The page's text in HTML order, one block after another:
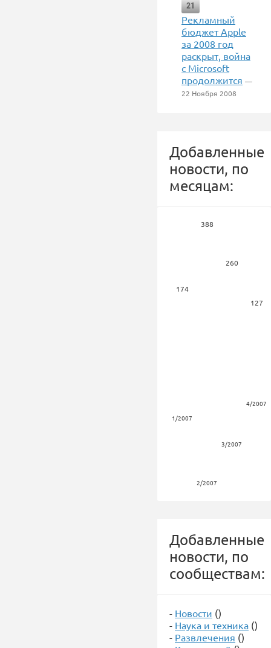
21
Рекламный
бюджет Apple
за 2008 год
раскрыт, война
с Microsoft
продолжится —
22 Ноября 2008
Добавленные
новости, по
месяцам:
174
1/2007
388
2/2007
260
3/2007
127
4/2007
Добавленные
новости, по
сообществам:
- Новости ()
- Наука и техника ()
- Развлечения ()